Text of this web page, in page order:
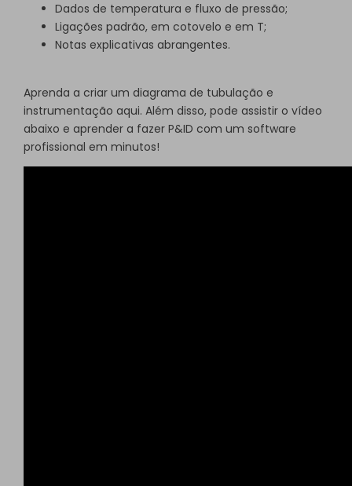
Dados de temperatura e fluxo de pressão;
Ligações padrão, em cotovelo e em T;
Notas explicativas abrangentes.
Aprenda a criar um diagrama de tubulação e
instrumentação aqui. Além disso, pode assistir o vídeo
abaixo e aprender a fazer P&ID com um software
profissional em minutos!